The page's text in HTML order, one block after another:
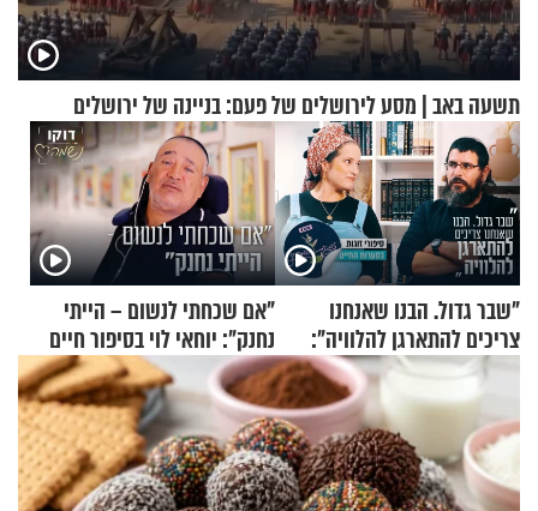
תשעה באב | מסע לירושלים של פעם: בניינה של ירושלים
"שבר גדול. הבנו שאנחנו
צריכים להתארגן להלוויה":
זוגיות במבחן, הפעם עם מרים
וגד דנינו
"אם שכחתי לנשום – הייתי
נחנק": יוחאי לוי בסיפור חיים
מעורר השראה